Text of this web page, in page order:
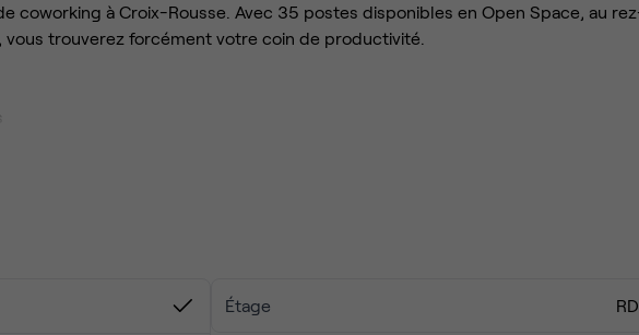
coworking à Croix-Rousse. Avec 35 postes disponibles en Open Space, au
vous trouverez forcément votre coin de productivité.
– photocopieur – scanner A3 couleur
– Netflix
Étage